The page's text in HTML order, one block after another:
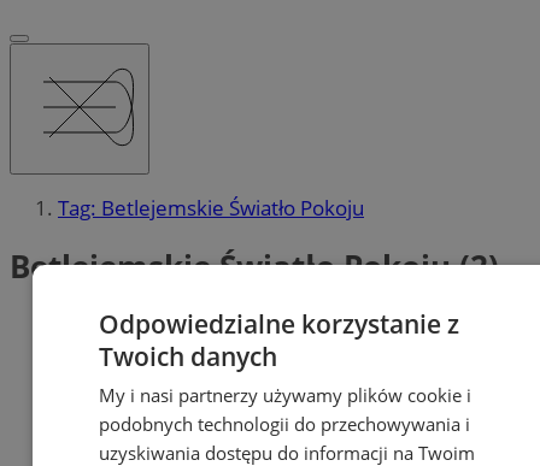
Tag: Betlejemskie Światło Pokoju
Betlejemskie Światło Pokoju (2)
Odpowiedzialne korzystanie z
Twoich danych
My i nasi partnerzy używamy plików cookie i
podobnych technologii do przechowywania i
uzyskiwania dostępu do informacji na Twoim